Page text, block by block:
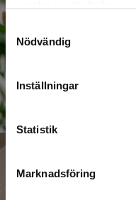
S
a
m
t
y
c
k
e
Nödvändig
Inställningar
Statistik
Marknadsföring